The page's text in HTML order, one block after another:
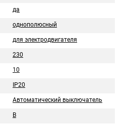
да
однополюсный
для электродвигателя
230
10
IP20
Автоматический выключатель
B